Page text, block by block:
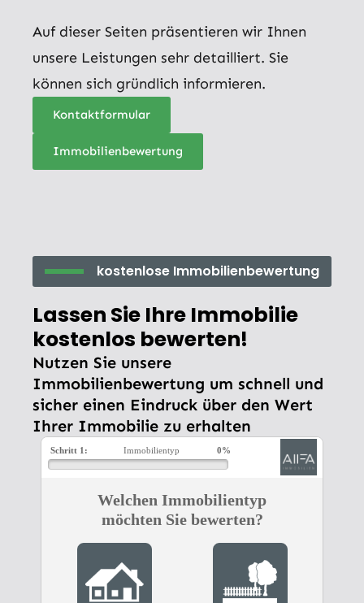
Auf dieser Seiten präsentieren wir Ihnen
unsere Leistungen sehr detailliert. Sie
können sich gründlich informieren.
Kontaktformular
Immobilienbewertung
kostenlose Immobilienbewertung
Lassen Sie Ihre Immobilie
kostenlos bewerten!
Nutzen Sie unsere
Immobilienbewertung um schnell und
sicher einen Eindruck über den Wert
Ihrer Immobilie zu erhalten